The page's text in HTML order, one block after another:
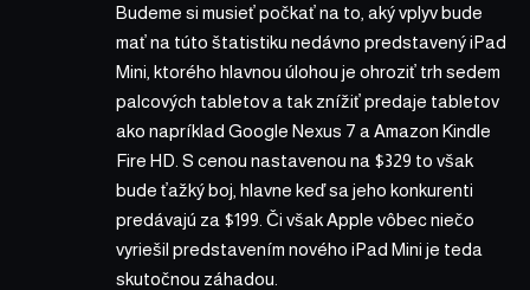
Budeme si musieť počkať na to, aký vplyv bude
mať na túto štatistiku nedávno predstavený iPad
Mini, ktorého hlavnou úlohou je ohroziť trh sedem
palcových tabletov a tak znížiť predaje tabletov
ako napríklad Google Nexus 7 a Amazon Kindle
Fire HD. S cenou nastavenou na $329 to však
bude ťažký boj, hlavne keď sa jeho konkurenti
predávajú za $199. Či však Apple vôbec niečo
vyriešil predstavením nového iPad Mini je teda
skutočnou záhadou.